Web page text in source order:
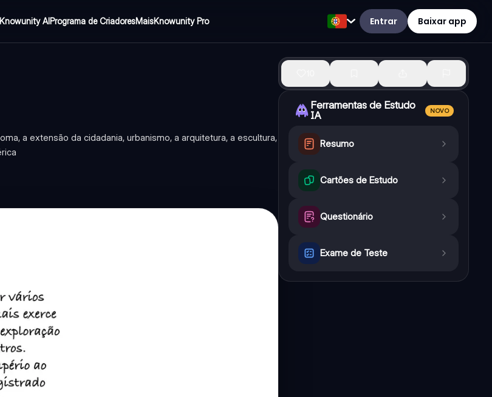
Knowunity AIPrograma de CriadoresMaisKnowunity Pro Entrar Baixar app
a extensão da cidadania, urbanismo, a arquitetura, a escultura,
Ferramentas de Estudo
IA
NOVO
Resumo
Cartões de Estudo
Questionário
Exame de Teste